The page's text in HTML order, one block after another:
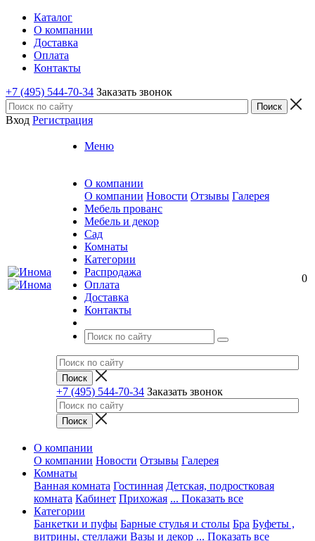
Каталог
О компании
Доставка
Оплата
Контакты
+7 (495) 544-70-34 Заказать звонок
Вход Регистрация
Меню
О компании
О компании Новости Отзывы Галерея
Мебель прованс
Мебель и декор
Сад
Комнаты
Категории
Распродажа
Оплата
Доставка
Контакты
+7 (495) 544-70-34 Заказать звонок
0
О компании
О компании Новости Отзывы Галерея
Комнаты
Ванная комната Гостинная Детская, подростковая
комната Кабинет Прихожая ... Показать все
Категории
Банкетки и пуфы Барные стулья и столы Бра Буфеты ,
витрины, стеллажи Вазы и декор ... Показать все